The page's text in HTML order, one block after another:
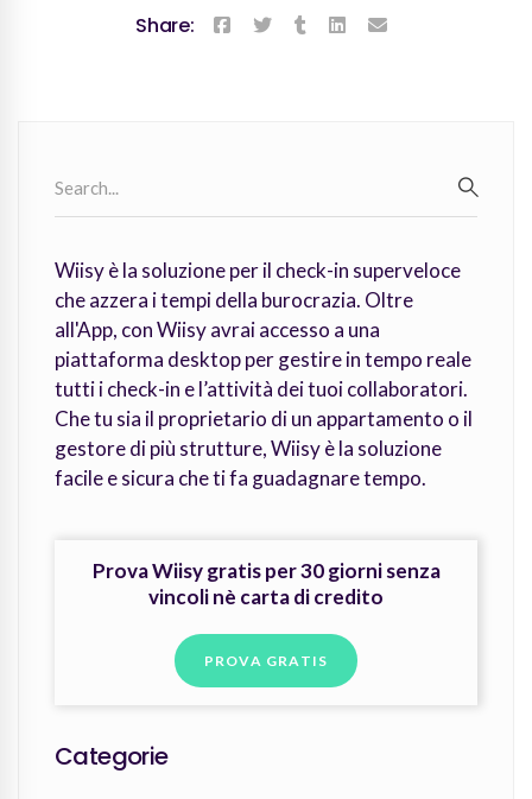
Share:
for:
Wiisy è la soluzione per il check-in superveloce
che azzera i tempi della burocrazia. Oltre
all'App, con Wiisy avrai accesso a una
piattaforma desktop per gestire in tempo reale
tutti i check-in e l’attività dei tuoi collaboratori.
Che tu sia il proprietario di un appartamento o il
gestore di più strutture, Wiisy è la soluzione
facile e sicura che ti fa guadagnare tempo.
Prova Wiisy gratis per 30 giorni senza
vincoli nè carta di credito
PROVA GRATIS
Categorie